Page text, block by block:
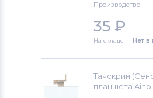
Тачскрины для
Производство
35 ₽
На складе Нет в
Тачскрин
планшета